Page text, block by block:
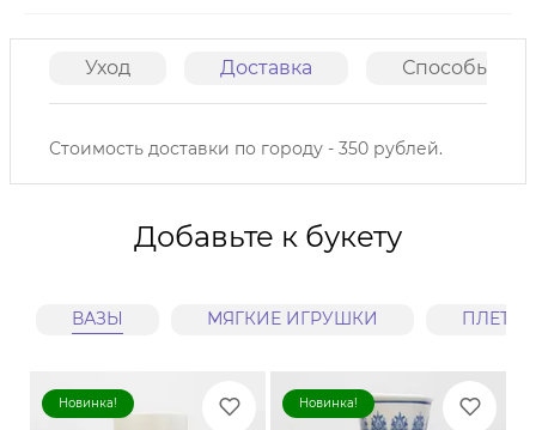
Уход Доставка Способы
Стоимость доставки по городу - 350 рублей.
Добавьте к букету
ВАЗЫ МЯГКИЕ ИГРУШКИ
Новинка! Новинка!